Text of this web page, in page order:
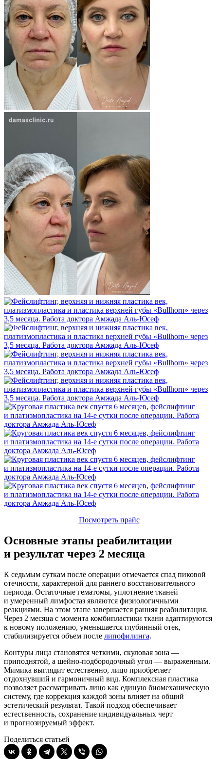
Посмотреть прайс
Основные этапы реабилитации
и результат через 2 месяца
К седьмым суткам после операции отмечается спад пиковой
отечности, характерной для раннего восстановительного
периода. Остаточные гематомы, уплотнение тканей
и умеренный лимфостаз являются физиологичными
реакциями. На этом этапе завершается ранняя реабилитация.
Через 2 месяца с момента комбипластики ткани адаптируются
к новому положению, уменьшается глубинный отек,
стабилизируется объем после липофилинга.
Контуры лица становятся четкими, скуловая зона —
приподнятой, а шейно-подбородочный угол — выраженным.
Мимика выглядит естественно, лицо приобретает
отдохнувший и гармоничный вид. Комплексная пластика
позволяет рассматривать лицо как единую биомеханическую
систему, где коррекция каждой зоны влияет на общий
эстетический результат. Такой подход обеспечивает
естественность, сохранение индивидуальных черт
и прогнозируемый эффект.
Поделиться статьей